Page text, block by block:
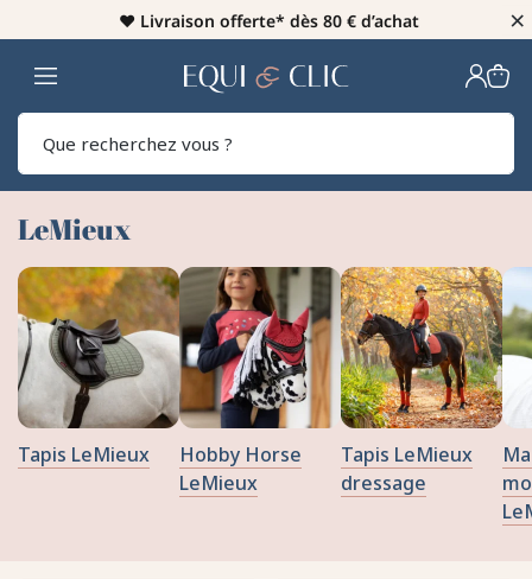
♥️ Livraison offerte* dès 80 € d’achat ×
Home
LeMieux
Tapis LeMieux
Hobby Horse
LeMieux
Tapis LeMieux
dressage